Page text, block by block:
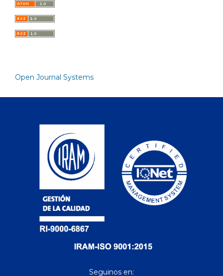
Open Journal Systems
Seguinos en: